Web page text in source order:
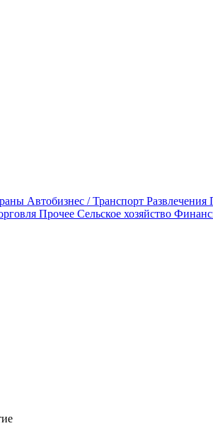
Автобизнес / Транспорт Развлечения
Прочее Сельское хозяйство